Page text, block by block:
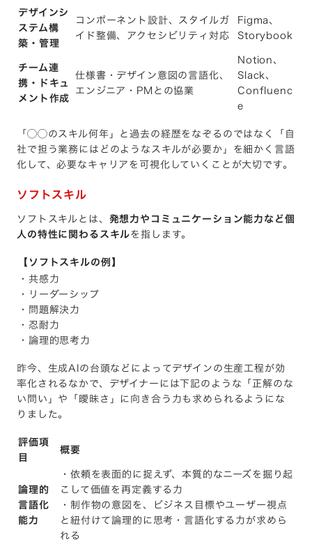
デザインシ
ステム構
築・管理
コンポーネント設計、スタイルガ
イド整備、アクセシビリティ対応
Figma、
Storybook
チーム連
携・ドキュ
メント作成
仕様書・デザイン意図の言語化、
エンジニア・PMとの協業
Notion、
Slack、
Confluenc
e
「◯◯のスキル何年」と過去の経歴をなぞるのではなく「自
社で担う業務にはどのようなスキルが必要か」を細かく言語
化して、必要なキャリアを可視化していくことが大切です。
ソフトスキル
ソフトスキルとは、 発想力やコミュニケーション能力など個
人の特性に関わるスキルを指します。
【ソフトスキルの例】
・共感力
・リーダーシップ
・問題解決力
・忍耐力
・論理的思考力
昨今、生成AIの台頭などによってデザインの生産工程が効
率化されるなかで、デザイナーには下記のような「正解のな
い問い」や「曖昧さ」に向き合う力も求められるようにな
りました。
評価項
目
概要
論理的
言語化
能力
・依頼を表面的に捉えず、本質的なニーズを掘り起
こして価値を再定義する力
・制作物の意図を、ビジネス目標やユーザー視点
と紐付けて論理的に思考・言語化する力が求めら
れる